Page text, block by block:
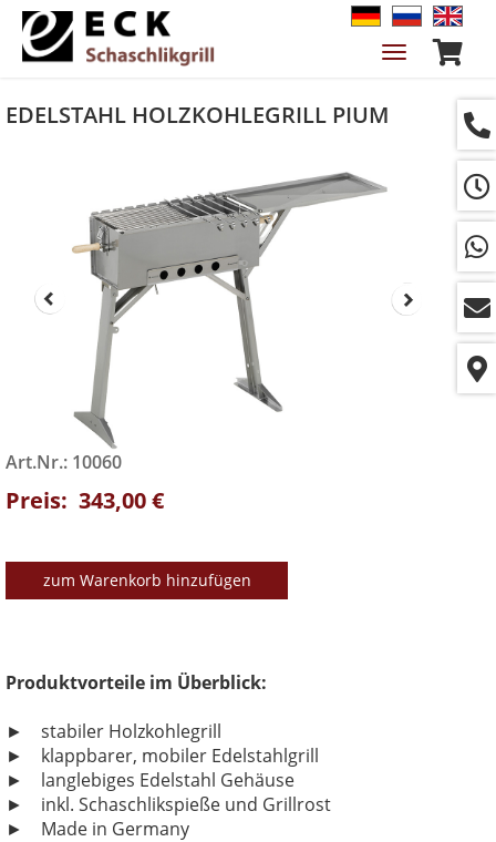
Navigation
EDELSTAHL HOLZKOHLEGRILL PIUM
Art.Nr.: 10060
Preis: 343,00 €
zum Warenkorb hinzufügen
Produktvorteile im Überblick:
► stabiler Holzkohlegrill
► klappbarer, mobiler Edelstahlgrill
► langlebiges Edelstahl Gehäuse
► inkl. Schaschlikspieße und Grillrost
► Made in Germany